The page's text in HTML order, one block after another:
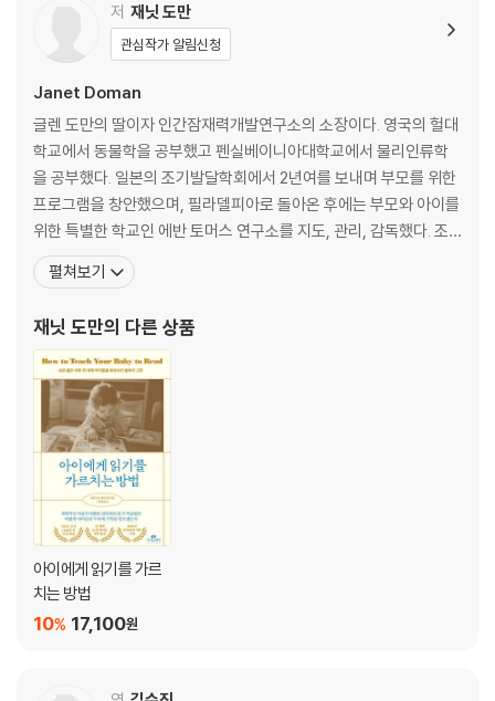
저 재닛 도만
관심작가 알림신청
Janet Doman
글렌 도만의 딸이자 인간잠재력개발연구소의 소장이다. 영국의 헐대
학교에서 동물학을 공부했고 펜실베이니아대학교에서 물리인류학
을 공부했다. 일본의 조기발달학회에서 2년여를 보내며 부모를 위한
프로그램을 창안했으며, 필라델피아로 돌아온 후에는 부모와 아이를
위한 특별한 학교인 에반 토머스 연구소를 지도, 관리, 감독했다. 조
기발달 프로그램을 졸업한 아이들을 위한 국제학교를 설립하기도 했
다. 재닛 도먼은 ‘아이를 위한 최선의 부모’를 양성하기 위해 혼신의
가 지닌 잠재력을 발굴, 계발하는 일에 애쓰고 있다. 더불어 부친의
펼쳐보기
재닛 도만의 다른 상품
아이에게 읽기를 가르
치는 방법
17,100원
10%